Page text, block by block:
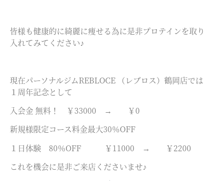
皆様も健康的に綺麗に痩せる為に是非プロテインを取り
入れてみてください♪
現在パーソナルジムREBLOCE （レブロス）鶴岡店では
１周年記念として
入会金 無料！ ￥33000 → ￥0
新規様限定コース料金最大30％OFF
１日体験 80％OFF ￥11000 → ￥2200
これを機会に是非ご来店くださいませ♪